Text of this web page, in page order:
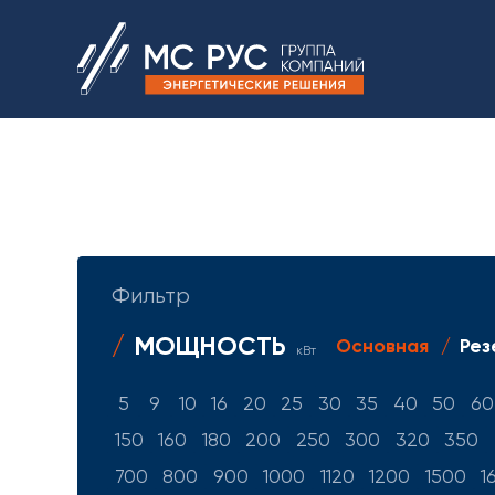
Фильтр
МОЩНОСТЬ кВт Основная
5 9 10 16 20 25 30 35 40 50
60
150
160 180 200 250 300 320 350
700
800 900 1000 1120 1200 1500